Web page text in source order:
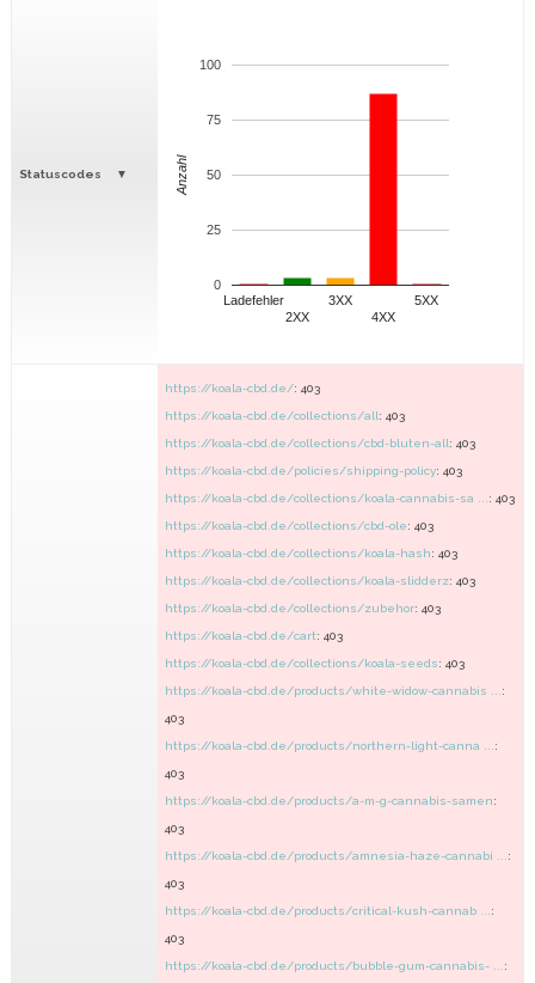
Statuscodes
Ladefehler
2XX
3XX
4XX
5XX
0
25
50
75
100
Anzahl
https://koala-cbd.de/: 403
https://koala-cbd.de/collections/all: 403
https://koala-cbd.de/collections/cbd-bluten-all: 403
https://koala-cbd.de/policies/shipping-policy: 403
https://koala-cbd.de/collections/koala-cannabis-sa ... : 403
https://koala-cbd.de/collections/cbd-ole: 403
https://koala-cbd.de/collections/koala-hash: 403
https://koala-cbd.de/collections/koala-slidderz: 403
https://koala-cbd.de/collections/zubehor: 403
https://koala-cbd.de/cart: 403
https://koala-cbd.de/collections/koala-seeds: 403
https://koala-cbd.de/products/white-widow-cannabis ... :
403
https://koala-cbd.de/products/northern-light-canna ... :
403
https://koala-cbd.de/products/a-m-g-cannabis-samen:
403
https://koala-cbd.de/products/amnesia-haze-cannabi ... :
403
https://koala-cbd.de/products/critical-kush-cannab ... :
403
https://koala-cbd.de/products/bubble-gum-cannabis- ... :